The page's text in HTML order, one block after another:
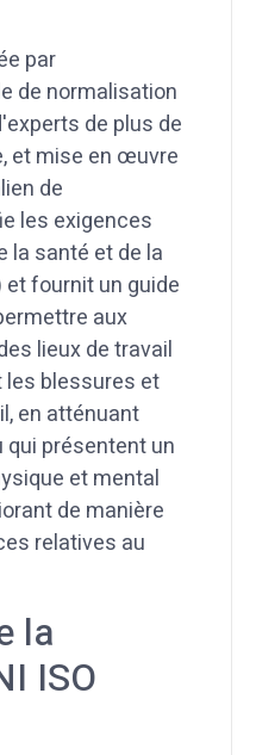
par
de normalisation
de plus de
et mise en œuvre
de
les exigences
la santé et de la
et fournit un guide
aux
lieux de travail
les blessures et
en atténuant
présentent un
et mental
de manière
relatives au
la
ISO